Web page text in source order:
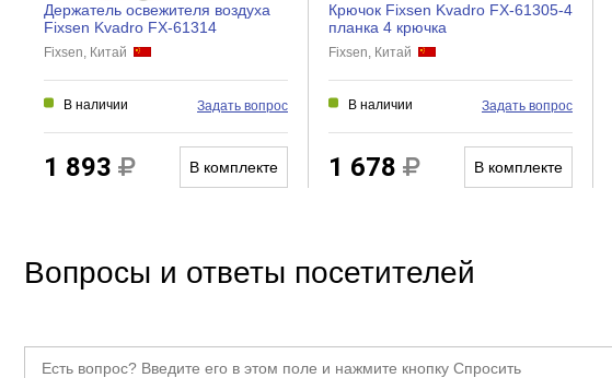
Держатель освежителя воздуха
Fixsen Kvadro FX-61314
Fixsen, Китай
В наличии Задать вопрос
1 893 В комплекте
Крючок Fixsen Kvadro FX-61305-4
планка 4 крючка
Fixsen, Китай
В наличии Задать вопрос
1 678 В комплекте
Вопросы и ответы посетителей